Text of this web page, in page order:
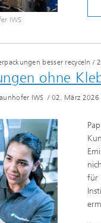
IWS
besser recyceln /
ohne
IWS / 02. März 2026
für